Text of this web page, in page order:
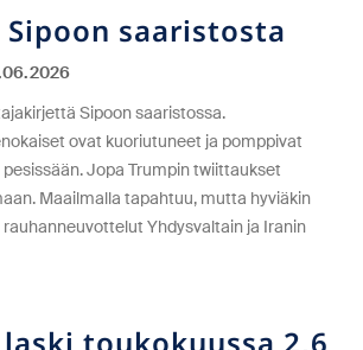
saaristosta
Sipoon saaristossa.
ovat kuoriutuneet ja pomppivat
Jopa Trumpin twiittaukset
Maailmalla tapahtuu, mutta hyviäkin
rauhanneuvottelut Yhdysvaltain ja Iranin